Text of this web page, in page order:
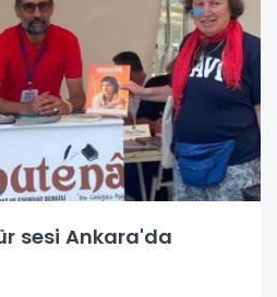
sesi Ankara'da